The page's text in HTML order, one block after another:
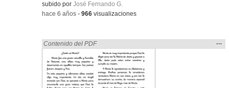
subido porJosé Fernando G.
-hace 6 años -966 visualizaciones
Encontrado «rezo» en:
Contenido del PDF
la
…